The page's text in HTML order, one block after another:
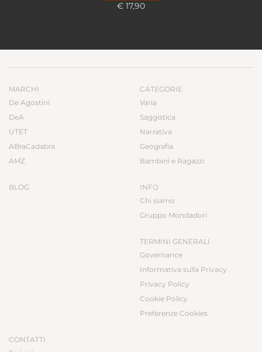
€ 17,90
MARCHI
De Agostini
DeA
UTET
ABraCadabra
AMZ
BLOG
CATEGORIE
Varia
Saggistica
Narrativa
Geografia
Bambini e Ragazzi
INFO
Chi siamo
Gruppo Mondadori
TERMINI GENERALI
Governance
Informativa sulla Privacy
Privacy Policy
Cookie Policy
Preferenze Cookies
CONTATTI